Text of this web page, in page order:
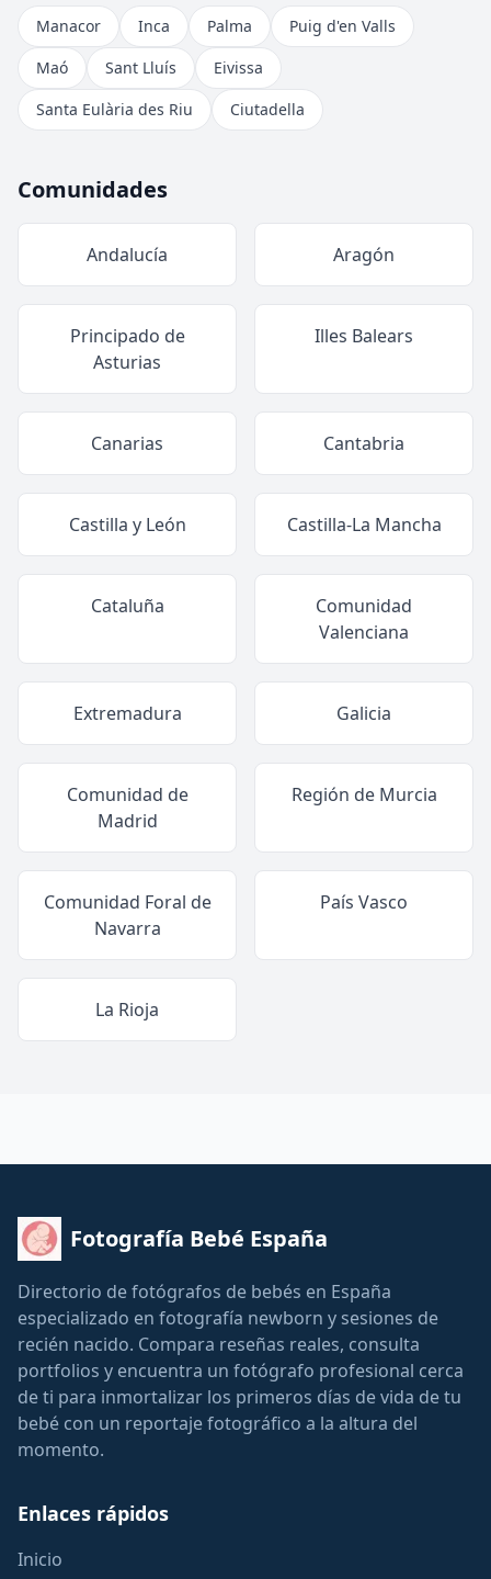
Manacor Inca Palma
Puig d'en Valls
Maó
Sant Lluís
Eivissa
Santa Eulària des Riu
Ciutadella
Comunidades
Andalucía Aragón
Principado de
Asturias
Illes Balears
Canarias Cantabria
Castilla y León Castilla-La Mancha
Cataluña
Comunidad
Valenciana
Extremadura Galicia
Comunidad de
Madrid
Región de Murcia
Comunidad Foral de
Navarra
País Vasco
La Rioja
Fotografía Bebé España
Directorio de fotógrafos de bebés en España
especializado en fotografía newborn y sesiones de
recién nacido. Compara reseñas reales, consulta
portfolios y encuentra un fotógrafo profesional cerca
de ti para inmortalizar los primeros días de vida de tu
bebé con un reportaje fotográfico a la altura del
momento.
Enlaces rápidos
Inicio